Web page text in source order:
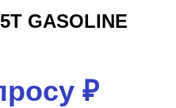
GASOLINE
₽